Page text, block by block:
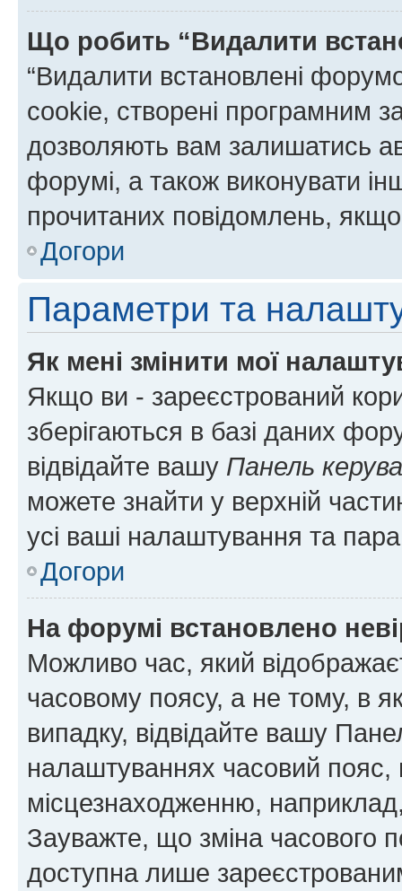
Що робить “Видалити
“Видалити встановлені
cookie, створені програмним
дозволяють вам залишатись
форумі, а також виконувати
прочитаних повідомлень,
Догори
Параметри та
Як мені змінити мої
Якщо ви - зареєстрований
зберігаються в базі даних
відвідайте вашу Панель
можете знайти у верхній
усі ваші налаштування та
Догори
На форумі встановлено
Можливо час, який
часовому поясу, а не тому, в
випадку, відвідайте вашу
налаштуваннях часовий пояс,
місцезнаходженню,
Зауважте, що зміна часового
доступна лише